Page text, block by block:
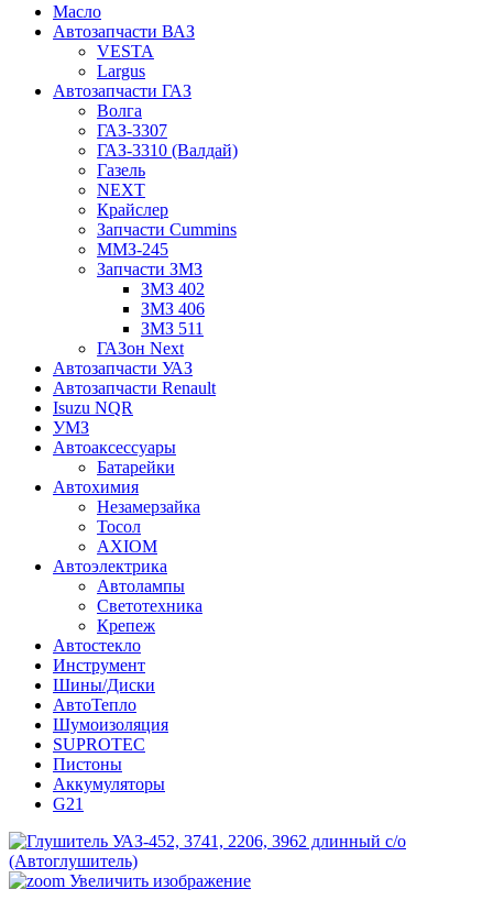
Масло
Автозапчасти ВАЗ
VESTA
Largus
Автозапчасти ГАЗ
Волга
ГАЗ-3307
ГАЗ-3310 (Валдай)
Газель
NEXT
Крайслер
Запчасти Cummins
ММЗ-245
Запчасти ЗМЗ
ЗМЗ 402
ЗМЗ 406
ЗМЗ 511
ГАЗон Next
Автозапчасти УАЗ
Автозапчасти Renault
Isuzu NQR
УМЗ
Автоаксессуары
Батарейки
Автохимия
Незамерзайка
Тосол
AXIOM
Автоэлектрика
Автолампы
Светотехника
Крепеж
Автостекло
Инструмент
Шины/Диски
АвтоТепло
Шумоизоляция
SUPROTEC
Пистоны
Аккумуляторы
G21
Увеличить изображение